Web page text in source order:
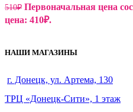
510₽ Первоначальная цена
цена: 410₽.
НАШИ МАГАЗИНЫ
г. Донецк, ул. Артема, 130
ТРЦ «Донецк-Сити», 1 этаж